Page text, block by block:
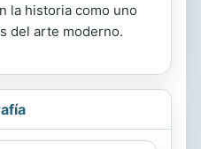
la historia como uno
del arte moderno.